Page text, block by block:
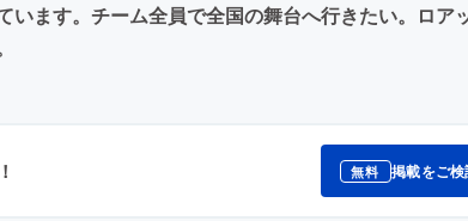
ます。チーム全員で全国の舞台へ行きたい。ロア
無料 掲載をご